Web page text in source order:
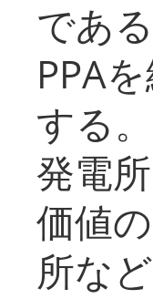
であ
PPA
する
発電
価値
所な